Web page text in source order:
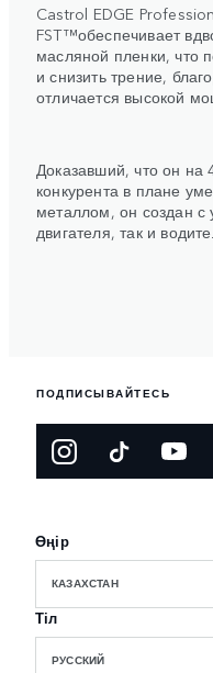
Castrol EDGE
FST™обеспечивает
масляной пленки, что
и снизить трение,
отличается высокой
Доказавший, что он на
конкурента в плане
металлом, он создан с
двигателя, так и
ПОДПИСЫВАЙТЕСЬ
Өңір
КАЗАХСТАН
Тіл
РУССКИЙ